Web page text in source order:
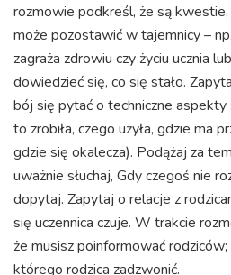
rozmowie podkreśl, że są
może pozostawić w tajemnicy –
zagraża zdrowiu czy życiu ucznia
dowiedzieć się, co się stało.
bój się pytać o techniczne aspekty
to zrobiła, czego użyła, gdzie ma
gdzie się okalecza). Podążaj za
uważnie słuchaj, Gdy czegoś nie
dopytaj. Zapytaj o relacje z
się uczennica czuje. W trakcie
że musisz poinformować
którego rodzica zadzwonić.